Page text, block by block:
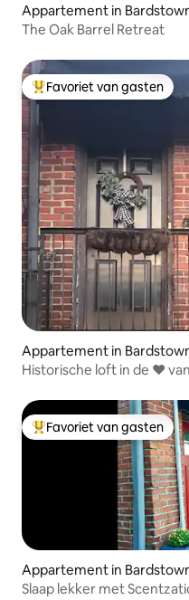
Appartement in
The Oak Barrel Retreat
Topfavoriet van gasten
Favoriet van gasten
Appartement in
Historische loft in de ❤️️
Topfavoriet van gasten
Favoriet van gasten
Appartement in
Slaap lekker met